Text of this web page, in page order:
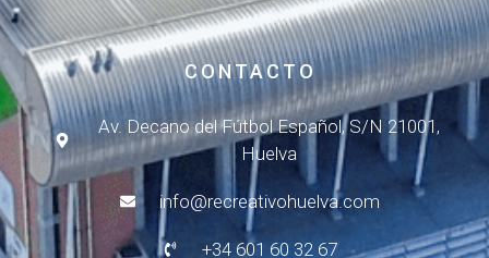
CONTACTO
Av. Decano del Fútbol Español, S/N 21001,
Huelva
info@recreativohuelva.com
+34 601 60 32 67